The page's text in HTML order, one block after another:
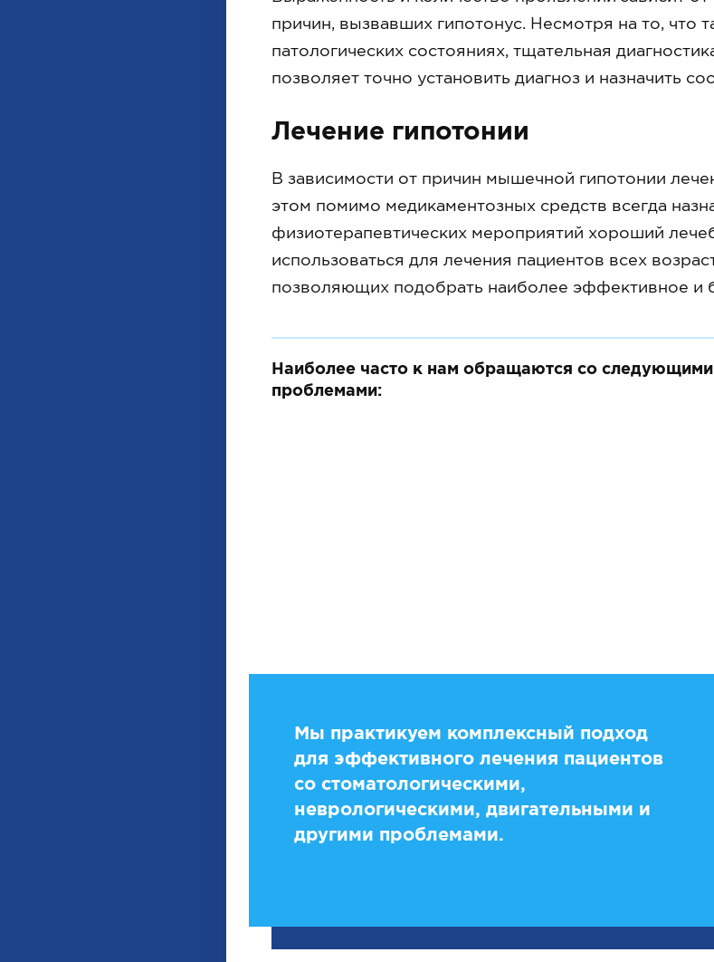
причин, вызвавших гипотонус. Несмотря на то, что
патологических состояниях, тщательная
позволяет точно установить диагноз и назначить
Лечение гипотонии
В зависимости от причин мышечной гипотонии
этом помимо медикаментозных средств всегда
физиотерапевтических мероприятий хороший
использоваться для лечения пациентов всех
позволяющих подобрать наиболее эффективное и
Наиболее часто к нам обращаются со следующими
проблемами:
Мы практикуем комплексный подход
для эффективного лечения пациентов
со стоматологическими,
неврологическими, двигательными и
другими проблемами.